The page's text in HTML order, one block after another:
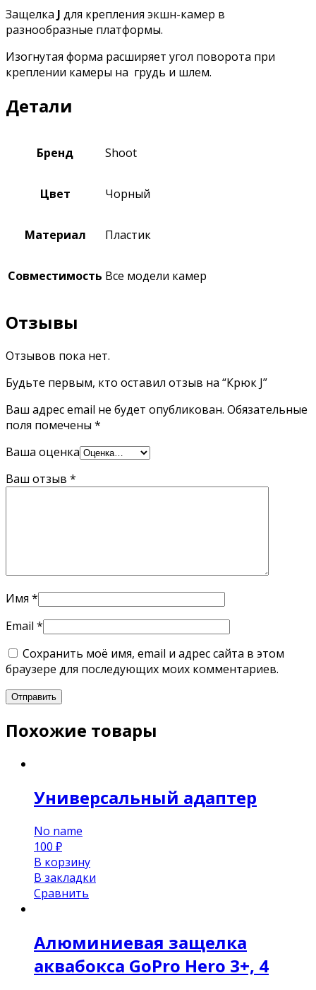
Защелка J для крепления экшн-камер в
разнообразные платформы.
Изогнутая форма расширяет угол поворота при
креплении камеры на грудь и шлем.
Детали
Бренд Shoot
Цвет Чорный
Материал Пластик
Совместимость Все модели камер
Отзывы
Отзывов пока нет.
Будьте первым, кто оставил отзыв на “Крюк J”
Ваш адрес email не будет опубликован. Обязательные
поля помечены *
Ваша оценка
Ваш отзыв *
Имя *
Email *
Сохранить моё имя, email и адрес сайта в этом
браузере для последующих моих комментариев.
Похожие товары
Универсальный адаптер
No name
100 ₽
В корзину
В закладки
Сравнить
Алюминиевая защелка
аквабокса GoPro Hero 3+, 4